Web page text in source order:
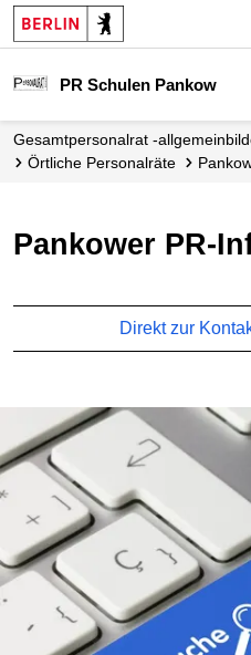
PR Schulen Pankow
Gesamtpersonalrat -
örtliche Personalräte
Pankower PR-
Direkt zur